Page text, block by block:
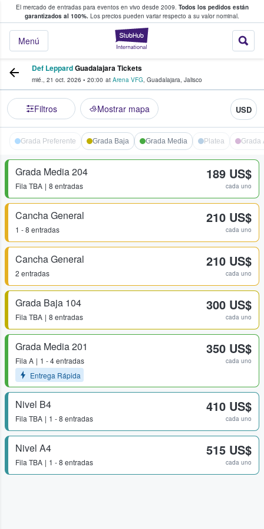
El mercado de entradas para eventos en vivo desde 2009. Todos los pedidos están
garantizados al 100%. Los precios pueden variar respecto a su valor nominal.
StubHub:
Menú
y venta de entradas entre fans
Def LeppardGuadalajara Tickets
mié., 21 oct. 2026 • 20:00 at Arena VFG, Guadalajara, Jalisco
Filtros Mostrar mapa USD
Grada Preferente Grada Baja Grada Media Platea Grada
Grada Media 204
Fila TBA 8 entradas
189 US$
cada uno
Cancha General
1 - 8 entradas
210 US$
cada uno
Cancha General
2 entradas
210 US$
cada uno
Grada Baja 104
Fila TBA 8 entradas
300 US$
cada uno
Grada Media 201
Fila A
1 - 4 entradas
Entrega Rápida
350 US$
cada uno
Nivel B4
Fila TBA 1 - 8 entradas
410 US$
cada uno
Nivel A4
Fila TBA 1 - 8 entradas
515 US$
cada uno